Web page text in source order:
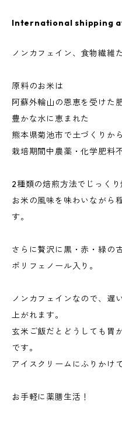
International shipping
ノンカフェイン、食物繊維
原料のお米は
阿蘇外輪山の恩恵を受けた
豊かな水に恵まれた
熊本県菊池市で土づくりか
栽培期間中農薬・化学肥料
2種類の焙煎方法でじっくり
お米の風味を味わいながら
す。
さらに贅沢に黒・赤・緑の
ポリフェノール入り。
ノンカフェインなので、遅
上がれます。
玄米ご飯だとどうしても胃
です。
アイスクリームにふりかけ
お手軽に薬膳生活！